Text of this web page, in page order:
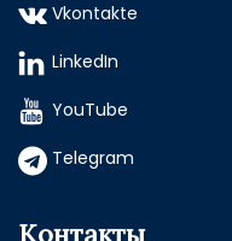
Vkontakte
LinkedIn
YouTube
Telegram
Контакты